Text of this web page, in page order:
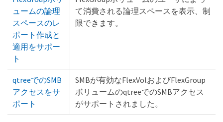
ュームの論理
スペースのレ
ポート作成と
適用をサポー
ト
て消費される論理スペースを表示、制
限できます。
qtreeでのSMB
アクセスをサ
ポート
SMBが有効なFlexVolおよびFlexGroup
ボリュームのqtreeでのSMBアクセス
がサポートされました。